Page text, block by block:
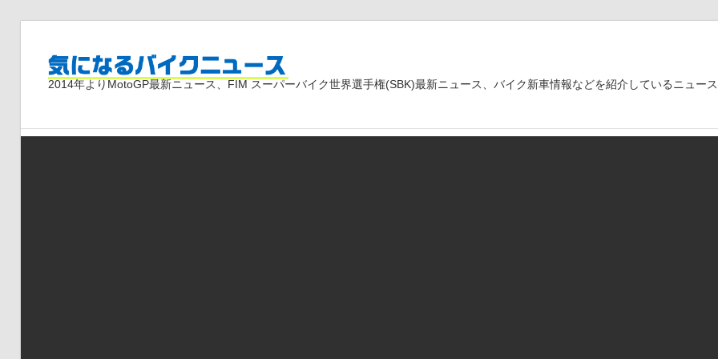
気
に
2014年よりMotoGP最新ニュース、FIM スーパーバイク世界選手権(SBK)最新ニュース、バイク新車情報などを紹介しているニュース